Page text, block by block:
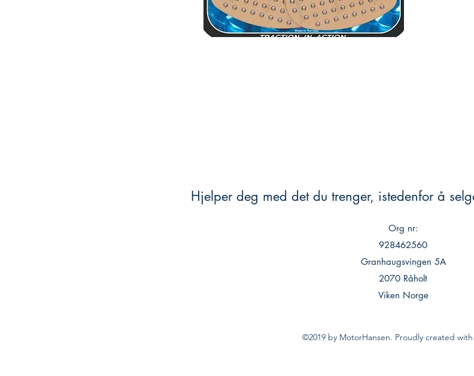
Hjelper deg med det du trenger, istedenfor å
Org nr:
928462560
Granhaugsvingen 5A
2070 Råholt
Viken Norge
©2019 by MotorHansen. Proudly created